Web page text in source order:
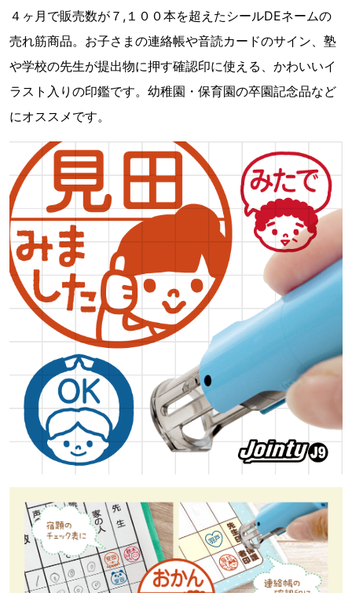
４ヶ月で販売数が７,１００本を超えたシールDEネームの
売れ筋商品。お子さまの連絡帳や音読カードのサイン、塾
や学校の先生が提出物に押す確認印に使える、かわいいイ
ラスト入りの印鑑です。幼稚園・保育園の卒園記念品など
にオススメです。